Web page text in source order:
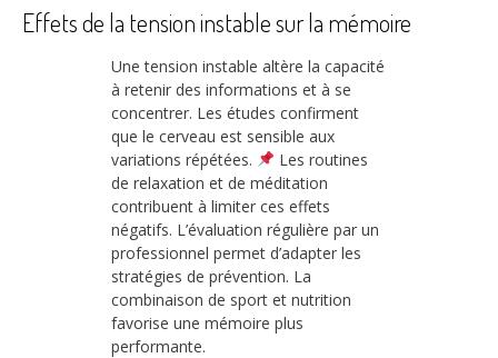
Effets de la tension instable sur la mémoire
Une tension instable altère la capacité
à retenir des informations et à se
concentrer. Les études confirment
que le cerveau est sensible aux
variations répétées.
Les routines
de relaxation et de méditation
contribuent à limiter ces effets
négatifs. L’évaluation régulière par un
professionnel permet d’adapter les
stratégies de prévention. La
combinaison de sport et nutrition
favorise une mémoire plus
performante.